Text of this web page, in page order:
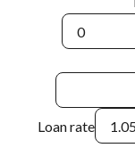
Loan rate